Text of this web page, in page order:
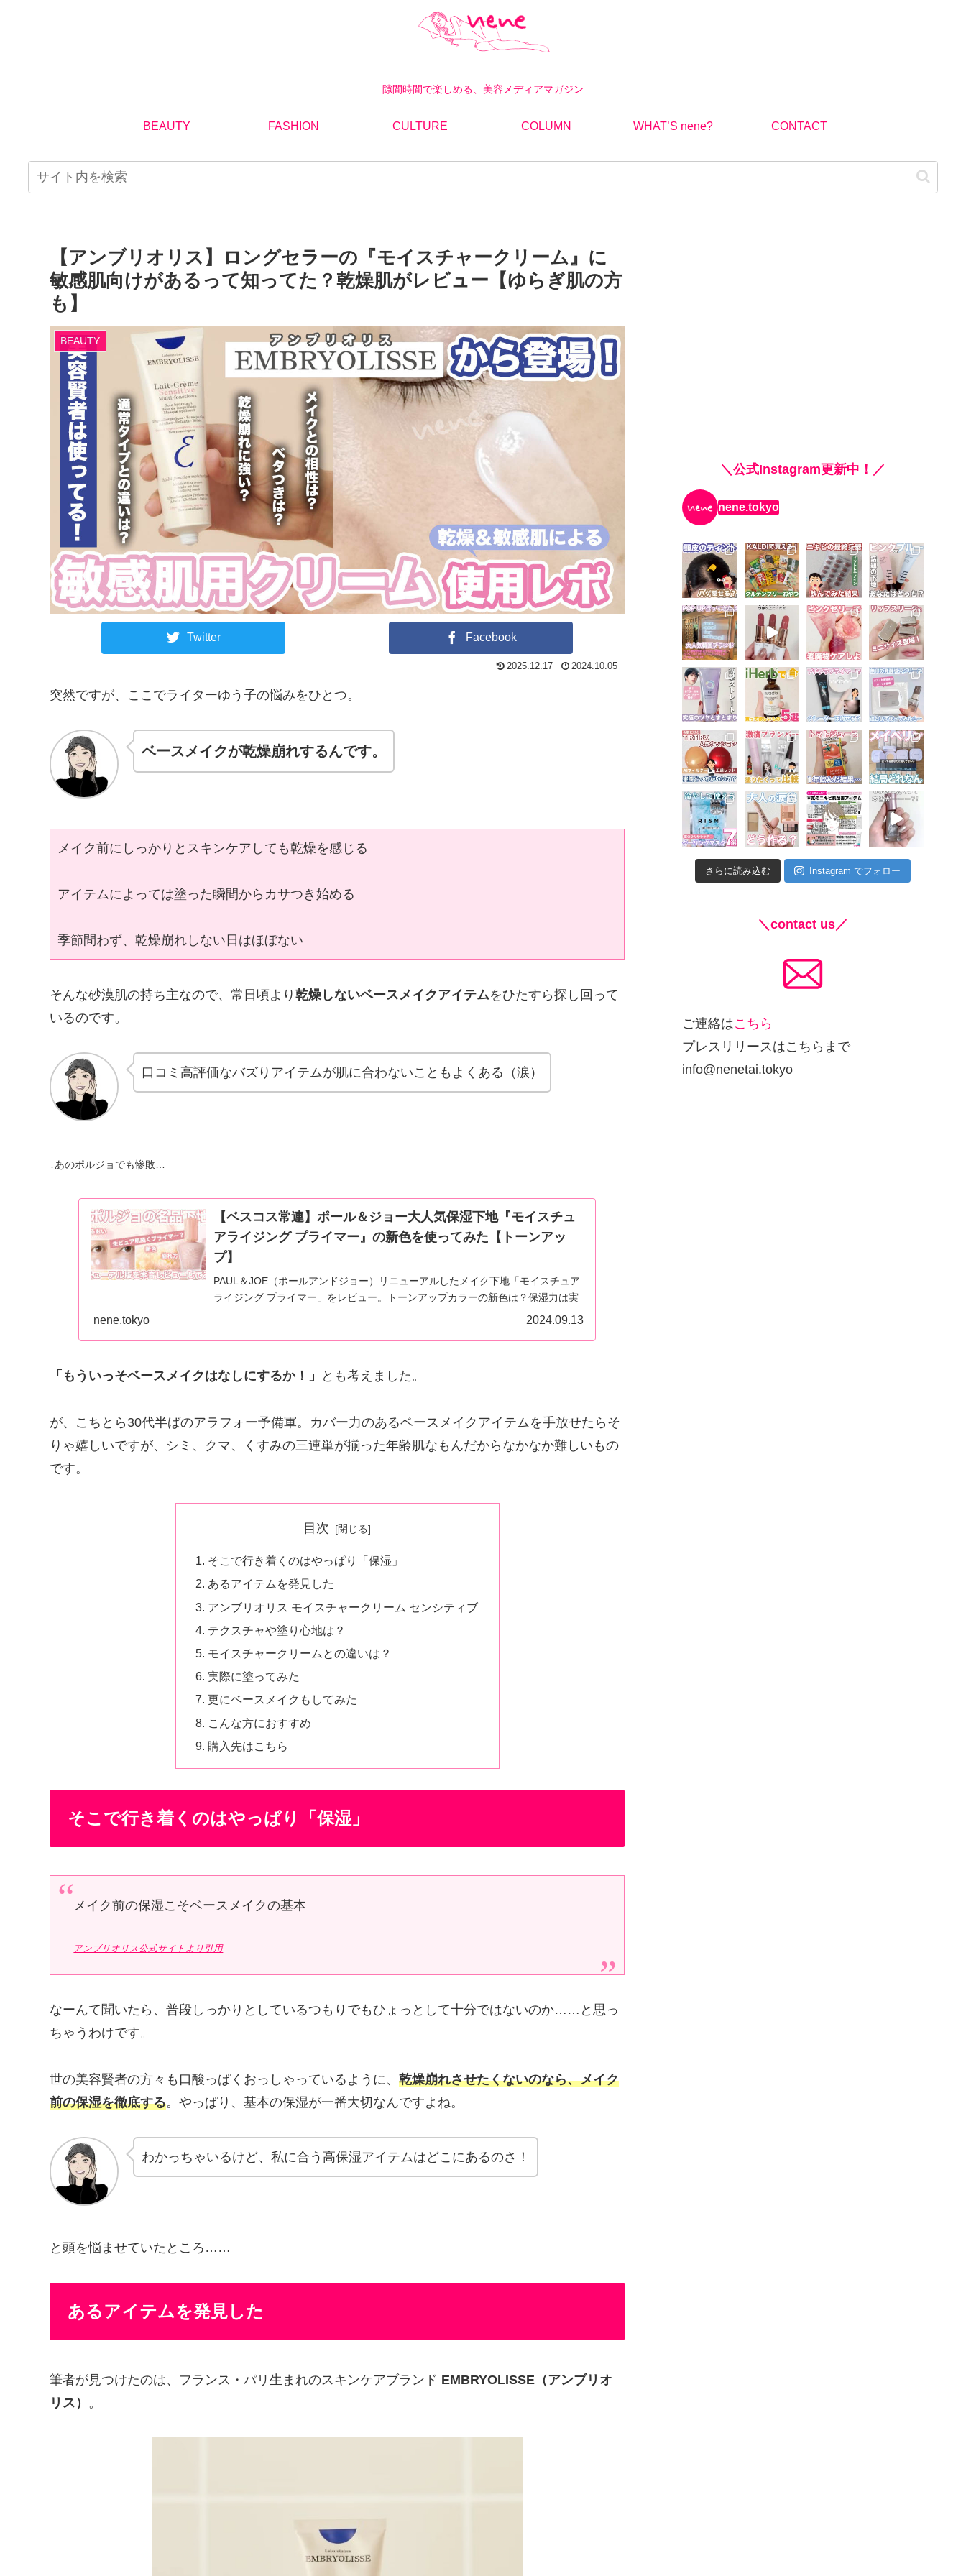
隙間時間で楽しめる、美容メディアマガジン
BEAUTY FASHION CULTURE COLUMN WHAT’S nene? CONTACT
【アンブリオリス】ロングセラーの『モイスチャークリーム』に
敏感肌向けがあるって知ってた？乾燥肌がレビュー【ゆらぎ肌の方
も】
BEAUTY
Twitter Facebook
2025.12.17 2024.10.05
突然ですが、ここでライターゆう子の悩みをひとつ。
ベースメイクが乾燥崩れするんです。
メイク前にしっかりとスキンケアしても乾燥を感じる
アイテムによっては塗った瞬間からカサつき始める
季節問わず、乾燥崩れしない日はほぼない
そんな砂漠肌の持ち主なので、常日頃より 乾燥しないベースメイクアイテムをひたすら探し回って
いるのです。
口コミ高評価なバズりアイテムが肌に合わないこともよくある（涙）
↓あのポルジョでも惨敗…
【ベスコス常連】ポール＆ジョー大人気保湿下地『モイスチュ
アライジング プライマー』の新色を使ってみた【トーンアッ
プ】
PAUL＆JOE（ポールアンドジョー）リニューアルしたメイク下地「モイスチュア
ライジング プライマー」をレビュー。トーンアップカラーの新色は？保湿力は実
nene.tokyo 2024.09.13
「もういっそベースメイクはなしにするか！」 とも考えました。
が、こちとら30代半ばのアラフォー予備軍。カバー力のあるベースメイクアイテムを手放せたらそ
りゃ嬉しいですが、シミ、クマ、くすみの三連単が揃った年齢肌なもんだからなかなか難しいもの
です。
目次
そこで行き着くのはやっぱり「保湿」
あるアイテムを発見した
アンブリオリス モイスチャークリーム センシティブ
テクスチャや塗り心地は？
モイスチャークリームとの違いは？
実際に塗ってみた
更にベースメイクもしてみた
こんな方におすすめ
購入先はこちら
そこで行き着くのはやっぱり「保湿」
メイク前の保湿こそベースメイクの基本
アンブリオリス公式サイトより引用
なーんて聞いたら、普段しっかりとしているつもりでもひょっとして十分ではないのか……と思っ
ちゃうわけです。
世の美容賢者の方々も口酸っぱくおっしゃっているように、 乾燥崩れさせたくないのなら、メイク
前の保湿を徹底する。やっぱり、基本の保湿が一番大切なんですよね。
わかっちゃいるけど、私に合う高保湿アイテムはどこにあるのさ！
と頭を悩ませていたところ……
あるアイテムを発見した
筆者が見つけたのは、フランス・パリ生まれのスキンケアブランド EMBRYOLISSE（アンブリオ
リス） 。
＼公式Instagram更新中！／
nene.tokyo
さらに読み込む Instagram でフォロー
＼contact us／
ご連絡はこちら
プレスリリースはこちらまで
info@nenetai.tokyo